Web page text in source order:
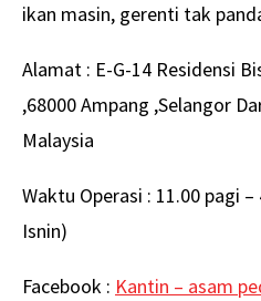
ikan masin, gerenti tak
Alamat : E-G-14 Residensi
,68000 Ampang ,Selangor
Malaysia
Waktu Operasi : 11.00 pagi
Isnin)
Facebook : Kantin – asam